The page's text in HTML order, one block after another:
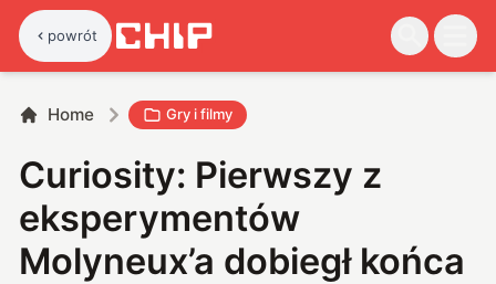
powrót
Home Gry i filmy
Curiosity: Pierwszy z
eksperymentów
Molyneux’a dobiegł końca